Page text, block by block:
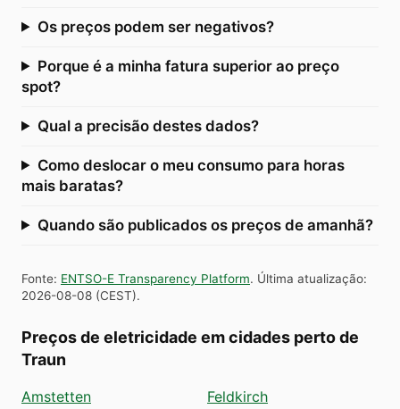
Os preços podem ser negativos?
Porque é a minha fatura superior ao preço
spot?
Qual a precisão destes dados?
Como deslocar o meu consumo para horas
mais baratas?
Quando são publicados os preços de amanhã?
Fonte: ENTSO-E Transparency Platform. Última atualização:
2026-08-08 (CEST).
Preços de eletricidade em cidades perto de
Traun
Amstetten
Feldkirch